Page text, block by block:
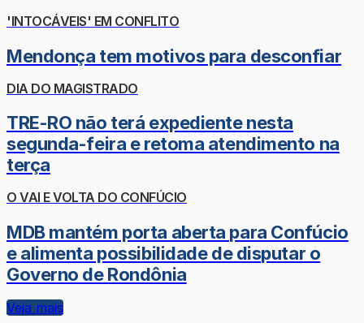
'INTOCÁVEIS' EM CONFLITO
Mendonça tem motivos para desconfiar
DIA DO MAGISTRADO
TRE-RO não terá expediente nesta
segunda-feira e retoma atendimento na
terça
O VAI E VOLTA DO CONFÚCIO
MDB mantém porta aberta para Confúcio
e alimenta possibilidade de disputar o
Governo de Rondônia
Veja mais